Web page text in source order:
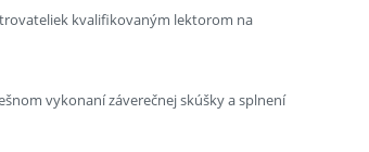
kvalifikovaným lektorom na
vykonaní záverečnej skúšky a splnení